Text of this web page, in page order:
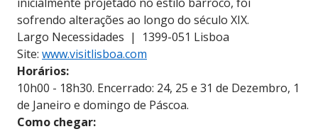
sofrendo alterações ao longo do século XIX.
Largo Necessidades | 1399-051 Lisboa
Site: www.visitlisboa.com
Horários:
10h00 - 18h30. Encerrado: 24, 25 e 31 de Dezembro, 1
de Janeiro e domingo de Páscoa.
Como chegar: